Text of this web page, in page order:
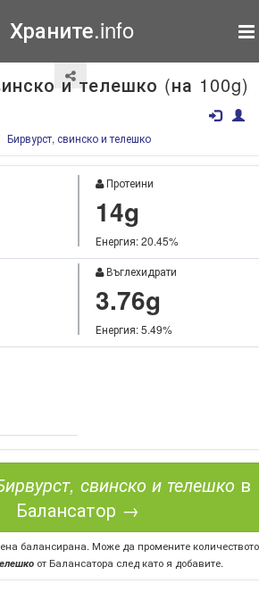
Храните.info
и телешко (на 100g)
Бирвурст, свинско и телешко
Протеини
14g
Енергия: 20.45%
Въглехидрати
3.76g
Енергия: 5.49%
свинско и телешко в
Балансатор →
балансирана. Може да промените количеството
от Балансатора след като я добавите.